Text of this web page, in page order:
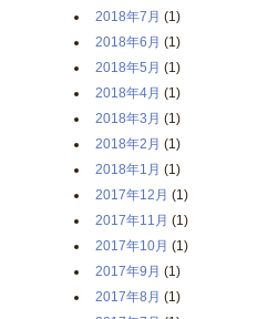
2018年7月 (1)
2018年6月 (1)
2018年5月 (1)
2018年4月 (1)
2018年3月 (1)
2018年2月 (1)
2018年1月 (1)
2017年12月 (1)
2017年11月 (1)
2017年10月 (1)
2017年9月 (1)
2017年8月 (1)